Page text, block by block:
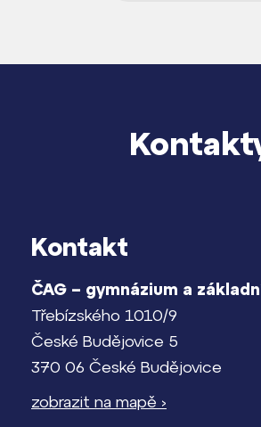
Kontakt
ČAG – gymnázium a
Třebízského 1010/9
České Budějovice 5
370 06 České Budějovice
zobrazit na mapě ›